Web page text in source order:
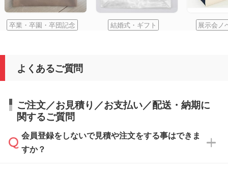
卒業・卒園・卒団記念 結婚式・ギフト 展示会ノ
よくあるご質問
ご注文／お見積り／お支払い／配送・納期に
関するご質問
会員登録をしないで見積や注文をする事はできま
すか？